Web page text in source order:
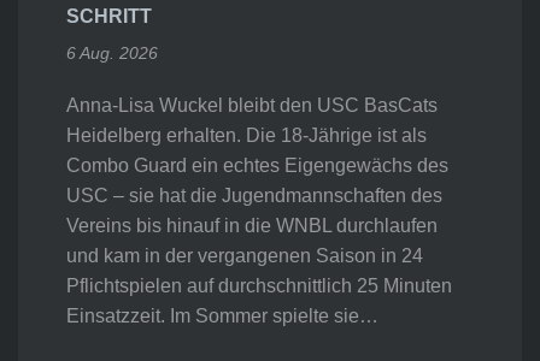
SCHRITT
6 Aug. 2026
Anna-Lisa Wuckel bleibt den USC BasCats
Heidelberg erhalten. Die 18-Jährige ist als
Combo Guard ein echtes Eigengewächs des
USC – sie hat die Jugendmannschaften des
Vereins bis hinauf in die WNBL durchlaufen
und kam in der vergangenen Saison in 24
Pflichtspielen auf durchschnittlich 25 Minuten
Einsatzzeit. Im Sommer spielte sie…